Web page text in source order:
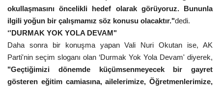
okullaşmasını öncelikli hedef olarak görüyoruz. Bununla
ilgili yoğun bir çalışmamız söz konusu olacaktır."dedi.
‘'DURMAK YOK YOLA DEVAM"
Daha sonra bir konuşma yapan Vali Nuri Okutan ise, AK
Parti'nin seçim sloganı olan ‘Durmak Yok Yola Devam' diyerek,
"Geçtiğimizi dönemde küçümsenmeyecek bir gayret
gösteren eğitim camiasına, ailelerimize, Öğretmenlerimize,